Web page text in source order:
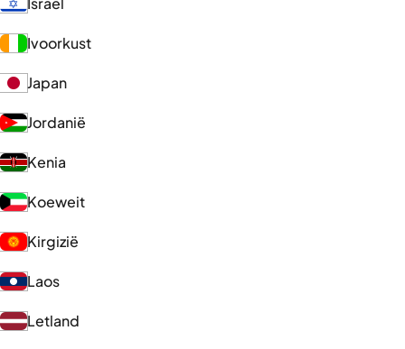
Ivoorkust
Japan
Jordanië
Kenia
Koeweit
Kirgizië
Laos
Letland